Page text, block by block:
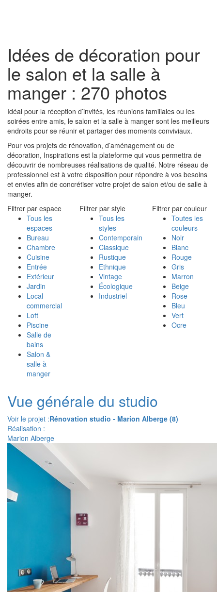
Idées de décoration pour
le salon et la salle à
manger : 270 photos
Idéal pour la réception d’invités, les réunions familiales ou les
soirées entre amis, le salon et la salle à manger sont les meilleurs
endroits pour se réunir et partager des moments conviviaux.
Pour vos projets de rénovation, d’aménagement ou de
décoration, Inspirations est la plateforme qui vous permettra de
découvrir de nombreuses réalisations de qualité. Notre réseau de
professionnel est à votre disposition pour répondre à vos besoins
et envies afin de concrétiser votre projet de salon et/ou de salle à
manger.
Filtrer par espace
Tous les
espaces
Bureau
Chambre
Cuisine
Entrée
Extérieur
Jardin
Local
commercial
Loft
Piscine
Salle de
bains
Salon &
salle à
manger
Filtrer par style
Tous les
styles
Contemporain
Classique
Rustique
Ethnique
Vintage
Écologique
Industriel
Filtrer par couleur
Toutes les
couleurs
Noir
Blanc
Rouge
Gris
Marron
Beige
Rose
Bleu
Vert
Ocre
Vue générale du studio
Voir le projet :Rénovation studio - Marion Alberge (8)
Réalisation :
Marion Alberge